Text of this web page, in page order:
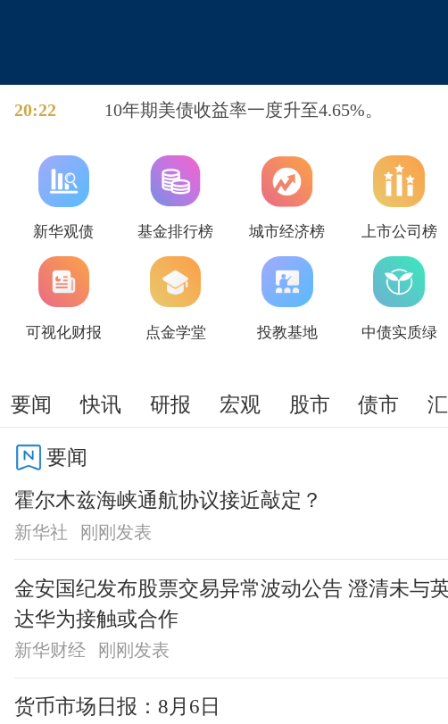
20:22 10年期美债收益率一度升至4.65%。
新华观债 基金排行榜 城市经济榜 上市公司榜
可视化财报 点金学堂 投教基地 中债实质绿
要闻 快讯 研报 宏观 股市 债市
要闻
霍尔木兹海峡通航协议接近敲定？
新华社 刚刚发表
金安国纪发布股票交易异常波动公告 澄清未与
达华为接触或合作
新华财经 刚刚发表
货币市场日报：8月6日